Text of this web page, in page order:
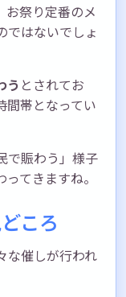
お祭り定番のメ
ではないでしょ
う とされてお
間帯となってい
で賑わう」様子
てきますね。
ころ
な催しが行われ